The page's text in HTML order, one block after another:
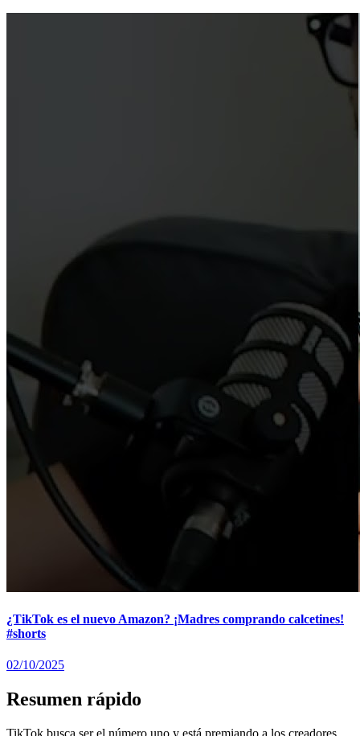
¿TikTok es el nuevo Amazon? ¡Madres comprando calcetines!
#shorts
02/10/2025
Resumen rápido
TikTok busca ser el número uno y está premiando a los creadores.